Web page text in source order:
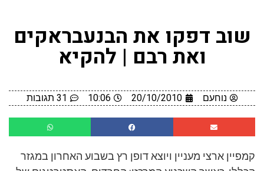
שוב דפקו את הבנעבראקים
ואת רבם | להקיא
נוחעם 20/10/2010
10:06 31 תגובות
קמפיין ארצי מעניין ויוצא דופן רץ בשבוע האחרון במגזר